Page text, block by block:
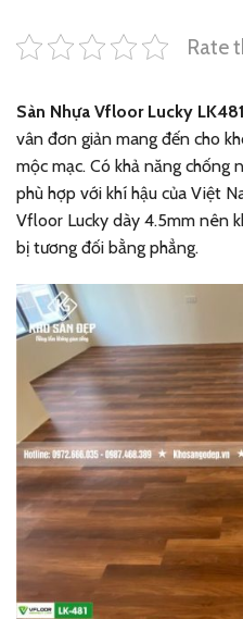
Rate
Sàn Nhựa Vfloor Lucky
vân đơn giản mang đến cho
mộc mạc. Có khả năng
phù hợp với khí hậu của Việt
Vfloor Lucky dày 4.5mm nên
bị tương đối bằng phẳng.